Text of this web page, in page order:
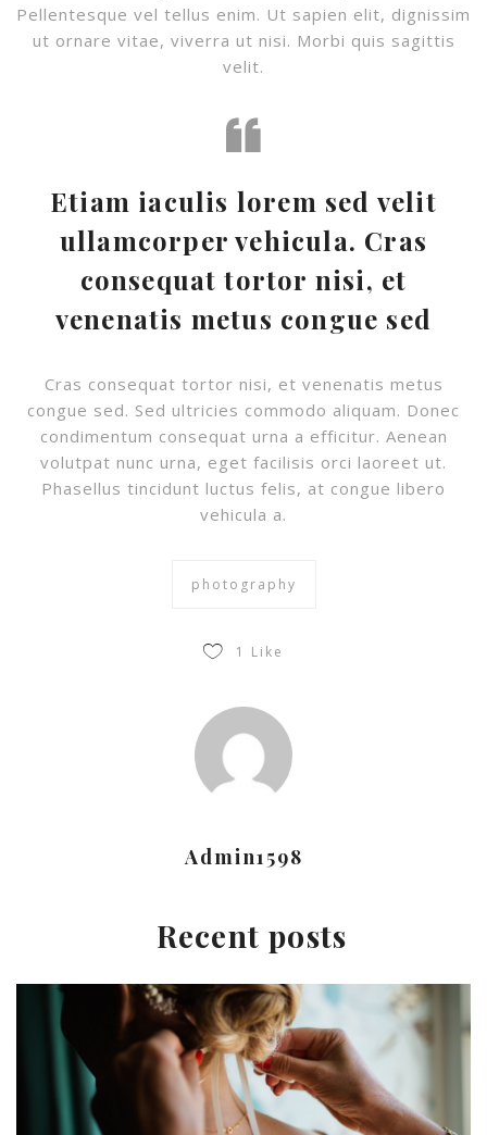
Pellentesque vel tellus enim. Ut sapien elit, dignissim
ut ornare vitae, viverra ut nisi. Morbi quis sagittis
velit.
Etiam iaculis lorem sed velit
ullamcorper vehicula. Cras
consequat tortor nisi, et
venenatis metus congue sed
Cras consequat tortor nisi, et venenatis metus
congue sed. Sed ultricies commodo aliquam. Donec
condimentum consequat urna a efficitur. Aenean
volutpat nunc urna, eget facilisis orci laoreet ut.
Phasellus tincidunt luctus felis, at congue libero
vehicula a.
photography
1 Like
Admin1598
Recent posts